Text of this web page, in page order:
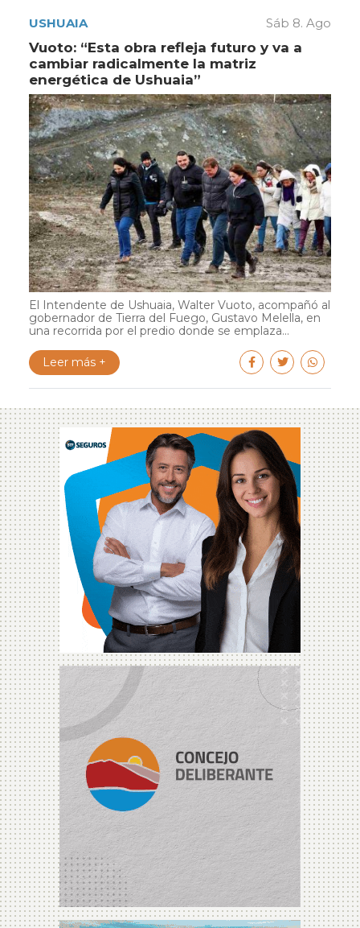
USHUAIA Sáb 8. Ago
Vuoto: “Esta obra refleja futuro y va a
cambiar radicalmente la matriz
energética de Ushuaia”
El Intendente de Ushuaia, Walter Vuoto, acompañó al
gobernador de Tierra del Fuego, Gustavo Melella, en
una recorrida por el predio donde se emplaza...
Leer más +